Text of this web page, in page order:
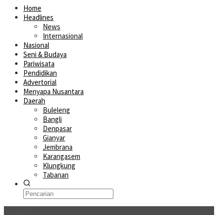
Home
Headlines
News
Internasional
Nasional
Seni & Budaya
Pariwisata
Pendidikan
Advertorial
Menyapa Nusantara
Daerah
Buleleng
Bangli
Denpasar
Gianyar
Jembrana
Karangasem
Klungkung
Tabanan